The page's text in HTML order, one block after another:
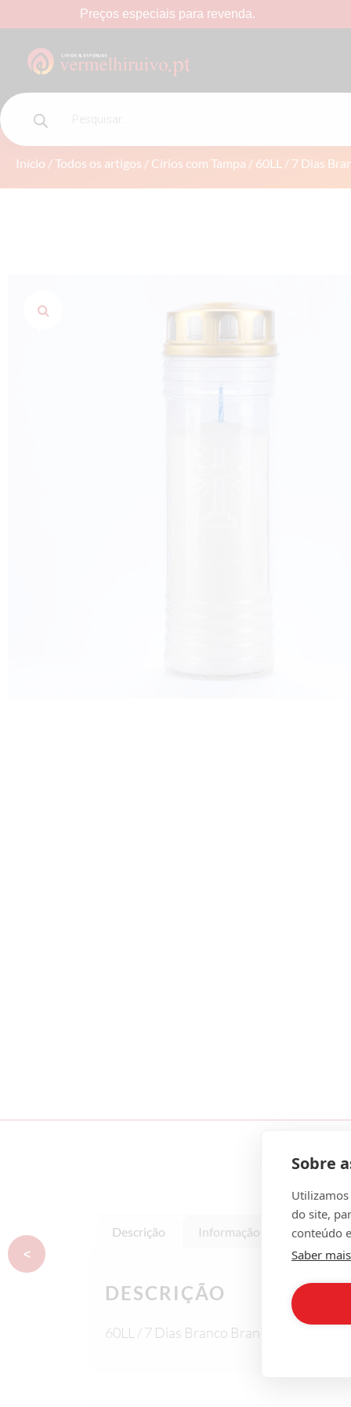
Sobre
do site,
conteúdo
Saber mais
Preços especiais para revenda.
60LL / 7 DIAS BRANCO
Início /Todos os artigos / Círios com Tampa / 60LL / 7 Dias
Descrição Informação adicional
DESCRIÇÃO
60LL / 7 Dias Branco Branco (24un)
<